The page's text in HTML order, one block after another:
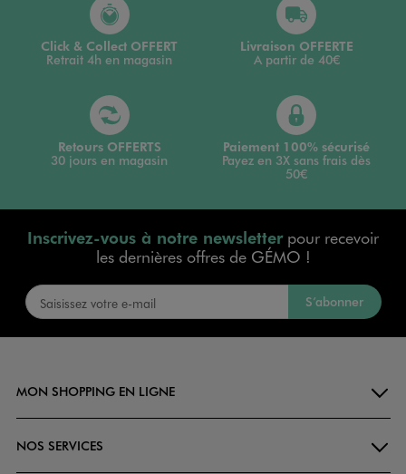
Click & Collect OFFERT
Retrait 4h en magasin
Livraison OFFERTE
A partir de 40€
Retours OFFERTS
30 jours en magasin
Paiement 100% sécurisé
Payez en 3X sans frais dès
50€
Inscrivez-vous à notre newsletterpour recevoir
les dernières offres de GÉMO !
S’abonner
MON SHOPPING EN LIGNE
NOS SERVICES